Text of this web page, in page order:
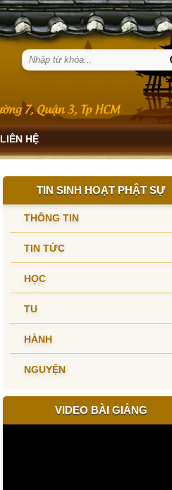
LIÊN HỆ
TIN SINH HOẠT PHẬT SỰ
THÔNG TIN
TIN TỨC
HỌC
TU
HÀNH
NGUYỆN
VIDEO BÀI GIẢNG